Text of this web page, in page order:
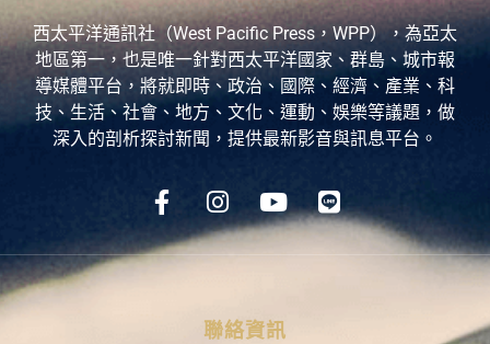
西太平洋通訊社（West Pacific Press，WPP），為亞太
地區第一，也是唯一針對西太平洋國家、群島、城市報
導媒體平台，將就即時、政治、國際、經濟、產業、科
技、生活、社會、地方、文化、運動、娛樂等議題，做
深入的剖析探討新聞，提供最新影音與訊息平台。
聯絡資訊